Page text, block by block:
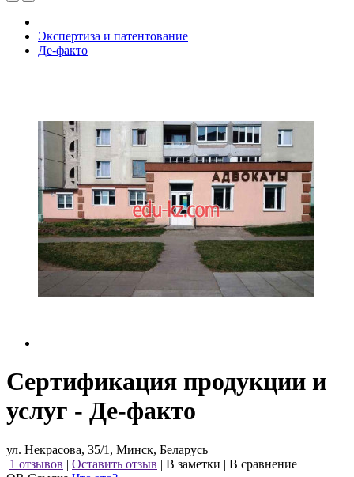
Экспертиза и патентование
Де-факто
Сертификация продукции и
услуг - Де-факто
ул. Некрасова, 35/1, Минск, Беларусь
1 отзывов | Оставить отзыв | В заметки | В сравнение